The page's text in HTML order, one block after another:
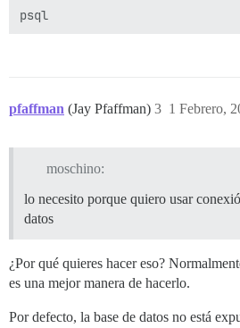
pfaffman (Jay Pfaffman) 1 Febrero,
3
moschino:
lo necesito porque quiero usar
datos
¿Por qué quieres hacer eso?
es una mejor manera de hacerlo.
Por defecto, la base de datos no está